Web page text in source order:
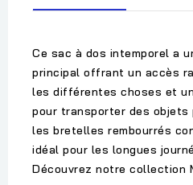
Ce sac à dos intemporel a
principal offrant un accès
les différentes choses et
pour transporter des
les bretelles rembourrés
idéal pour les longues
Découvrez notre collection